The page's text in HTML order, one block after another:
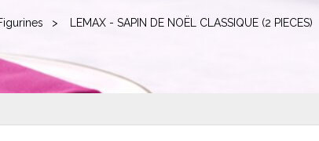
LEMAX - SAPIN DE NOËL CLASSIQUE (2 PIECES)